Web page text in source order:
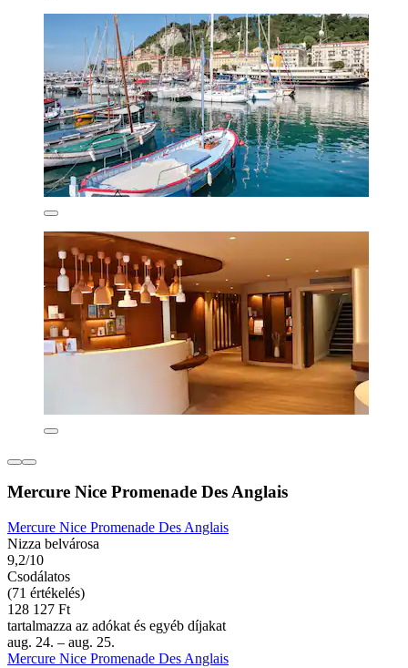
Mercure Nice Promenade Des Anglais
Mercure Nice Promenade Des Anglais
Nizza belvárosa
9,2/10
Csodálatos
(71 értékelés)
128 127 Ft
tartalmazza az adókat és egyéb díjakat
aug. 24. – aug. 25.
Mercure Nice Promenade Des Anglais